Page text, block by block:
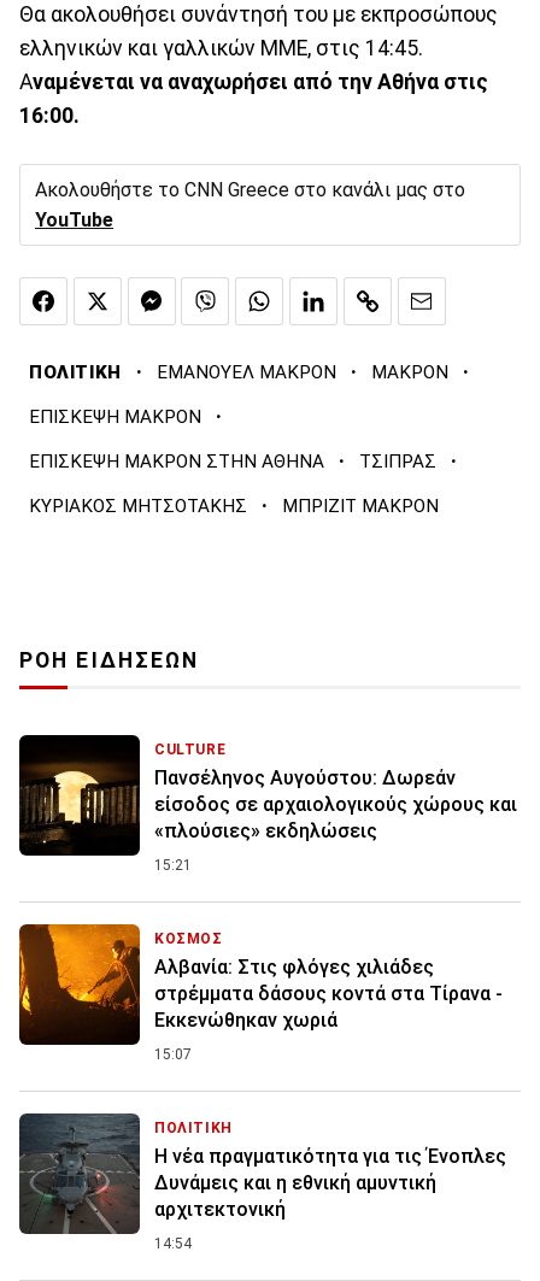
Θα ακολουθήσει συνάντησή του με εκπροσώπους
ελληνικών και γαλλικών ΜΜΕ, στις 14:45.
Αναμένεται να αναχωρήσει από την Αθήνα στις
16:00.
Ακολουθήστε το CNN Greece στο κανάλι μας στο
YouTube
ΠΟΛΙΤΙΚΗ · ΕΜΑΝΟΥΕΛ ΜΑΚΡΟΝ · ΜΑΚΡΟΝ ·
ΕΠΙΣΚΕΨΗ ΜΑΚΡΟΝ ·
ΕΠΙΣΚΕΨΗ ΜΑΚΡΟΝ ΣΤΗΝ ΑΘΗΝΑ · ΤΣΙΠΡΑΣ ·
ΚΥΡΙΑΚΟΣ ΜΗΤΣΟΤΑΚΗΣ · ΜΠΡΙΖΙΤ ΜΑΚΡΟΝ
ΡΟΗ ΕΙΔΗΣΕΩΝ
CULTURE
Πανσέληνος Αυγούστου: Δωρεάν
είσοδος σε αρχαιολογικούς χώρους και
«πλούσιες» εκδηλώσεις
15:21
ΚΟΣΜΟΣ
Αλβανία: Στις φλόγες χιλιάδες
στρέμματα δάσους κοντά στα Τίρανα -
Εκκενώθηκαν χωριά
15:07
ΠΟΛΙΤΙΚΗ
Η νέα πραγματικότητα για τις Ένοπλες
Δυνάμεις και η εθνική αμυντική
αρχιτεκτονική
14:54